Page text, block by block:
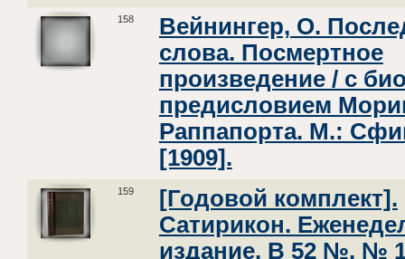
158
Вейнингер, О.
слова. Посмертное
произведение / с
предисловием
Раппапорта. М.:
[1909].
159
[Годовой комплект].
Сатирикон.
издание. В 52 №. №